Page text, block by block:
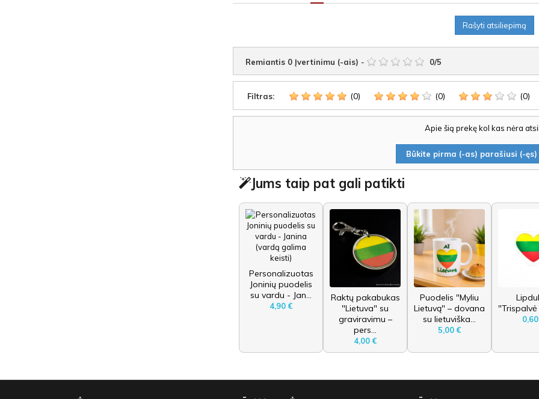
Rašyti atsiliepimą
Remiantis 0 Įvertinimu (-ais) - 0/5
Filtras: (0) (0) (0)
Apie šią prekę kol kas nėra
Būkite pirma (-as) parašiusi (-
Jums taip pat gali patikti
Personalizuotas
Joninių puodelis
su vardu - Jan...
4,90 €
Raktų pakabukas
"Lietuva" su
graviravimu –
pers...
4,00 €
Puodelis "Myliu
Lietuvą" – dovana
su lietuviška...
5,00 €